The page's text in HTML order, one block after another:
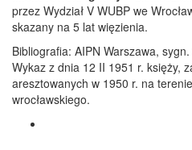
przez Wydział V WUBP we
skazany na 5 lat więzienia.
Bibliografia: AIPN Warszawa,
Wykaz z dnia 12 II 1951 r. księży,
aresztowanych w 1950 r. na
wrocławskiego.